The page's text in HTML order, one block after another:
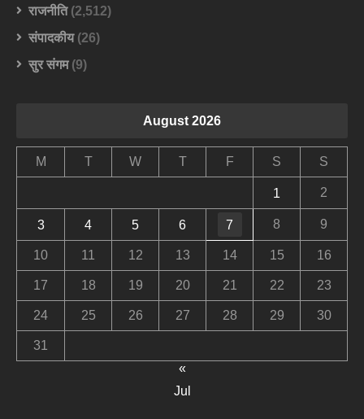
राजनीति(2,512)
संपादकीय(26)
सुर संगम(9)
August 2026
M T W T F S S
1 2
3 4 5 6 7 8 9
10 11 12 13 14 15 16
17 18 19 20 21 22 23
24 25 26 27 28 29 30
31
«
Jul